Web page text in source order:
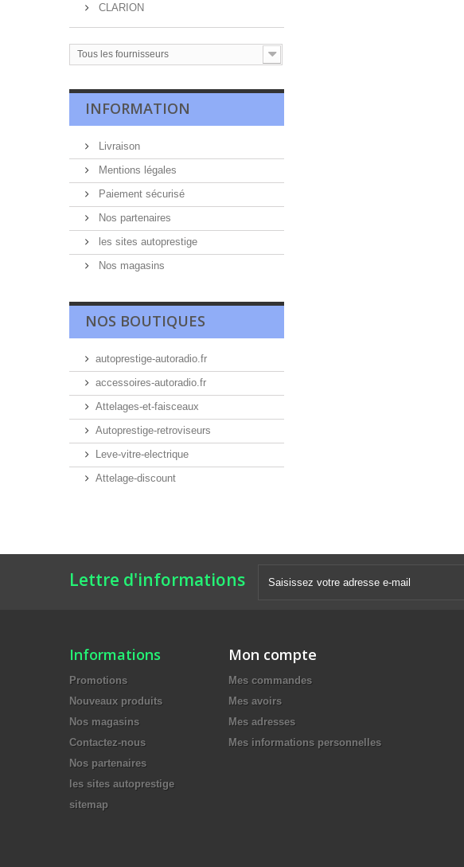
CLARION
Tous les fournisseurs
INFORMATION
Livraison
Mentions légales
Paiement sécurisé
Nos partenaires
les sites autoprestige
Nos magasins
NOS BOUTIQUES
autoprestige-autoradio.fr
accessoires-autoradio.fr
Attelages-et-faisceaux
Autoprestige-retroviseurs
Leve-vitre-electrique
Attelage-discount
Lettre d'informations
Informations
Promotions
Nouveaux produits
Nos magasins
Contactez-nous
Nos partenaires
les sites autoprestige
sitemap
Mon compte
Mes commandes
Mes avoirs
Mes adresses
Mes informations personnelles